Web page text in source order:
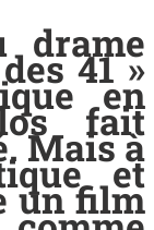
drame
41 »
en
fait
Mais à
et
un film